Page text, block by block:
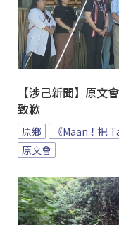
【涉己新聞】原文
致歉
原鄉 《Maan！把
原文會